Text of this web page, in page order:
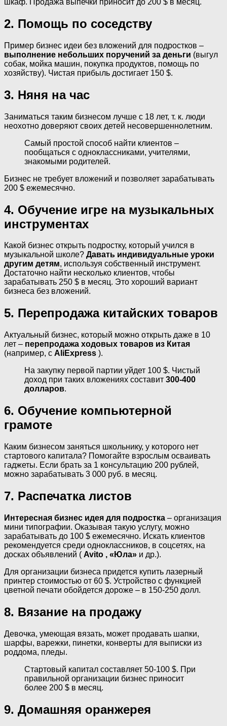
шкаф. Продажа выпечки приносит до 200 $ в месяц.
2. Помощь по соседству
Пример бизнес идеи без вложений для подростков –
выполнение небольших поручений за деньги (выгул
собак, мойка машин, покупка продуктов, помощь по
хозяйству). Чистая прибыль достигает 150 $.
3. Няня на час
Заниматься таким бизнесом лучше с 18 лет, т. к. люди
неохотно доверяют своих детей несовершеннолетним.
Самый простой способ найти клиентов –
пообщаться с одноклассниками, учителями,
знакомыми родителей.
Бизнес не требует вложений и позволяет зарабатывать
200 $ ежемесячно.
4. Обучение игре на музыкальных
инструментах
Какой бизнес открыть подростку, который учился в
музыкальной школе? Давать индивидуальные уроки
другим детям, используя собственный инструмент.
Достаточно найти несколько клиентов, чтобы
зарабатывать 250 $ в месяц. Это хороший вариант
бизнеса без вложений.
5. Перепродажа китайских товаров
Актуальный бизнес, который можно открыть даже в 10
лет – перепродажа ходовых товаров из Китая
(например, с AliExpress ).
На закупку первой партии уйдет 100 $. Чистый
доход при таких вложениях составит 300-400
долларов.
6. Обучение компьютерной
грамоте
Каким бизнесом заняться школьнику, у которого нет
стартового капитала? Помогайте взрослым осваивать
гаджеты. Если брать за 1 консультацию 200 рублей,
можно зарабатывать 3 000 руб. в месяц.
7. Распечатка листов
Интересная бизнес идея для подростка – организация
мини типографии. Оказывая такую услугу, можно
зарабатывать до 100 $ ежемесячно. Искать клиентов
рекомендуется среди одноклассников, в соцсетях, на
досках объявлений ( Avito , «Юла» и др.).
Для организации бизнеса придется купить лазерный
принтер стоимостью от 60 $. Устройство с функцией
цветной печати обойдется дороже – в 150-250 долл.
8. Вязание на продажу
Девочка, умеющая вязать, может продавать шапки,
шарфы, варежки, пинетки, конверты для выписки из
роддома, пледы.
Стартовый капитал составляет 50-100 $. При
правильной организации бизнес приносит
более 200 $ в месяц.
9. Домашняя оранжерея